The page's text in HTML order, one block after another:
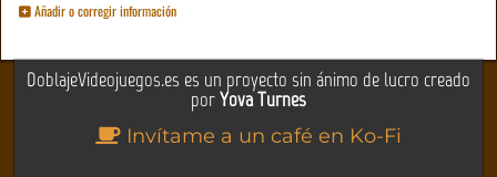
Añadir o corregir información
DoblajeVideojuegos.es es un proyecto sin ánimo de lucro creado
porYova Turnes
Invítame a un café en Ko-Fi